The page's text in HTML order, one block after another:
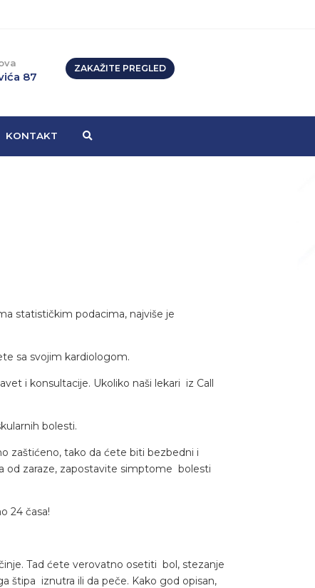
87
ZAKAŽITE PREGLED
KONTAKT
statističkim podacima, najviše je
sa svojim kardiologom.
i konsultacije. Ukoliko naši lekari iz Call
bolesti.
zaštićeno, tako da ćete biti bezbedni i
od zaraze, zapostavite simptome bolesti
24 časa!
Tad ćete verovatno osetiti bol, stezanje
štipa iznutra ili da peče. Kako god opisan,